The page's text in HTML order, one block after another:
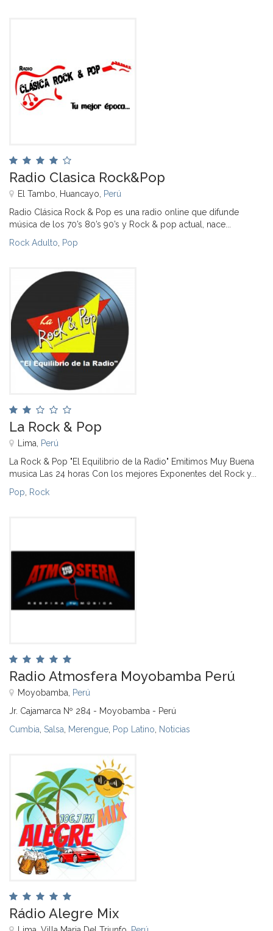
Radio Clasica Rock&Pop
El Tambo, Huancayo, Perú
Radio Clásica Rock & Pop es una radio online que difunde
música de los 70’s 80’s 90’s y Rock & pop actual, nace...
Rock Adulto Pop
La Rock & Pop
Lima, Perú
La Rock & Pop "El Equilibrio de la Radio" Emitimos Muy Buena
musica Las 24 horas Con los mejores Exponentes del Rock y...
Pop Rock
Radio Atmosfera Moyobamba Perú
Moyobamba, Perú
Jr. Cajamarca Nº 284 - Moyobamba - Perú
Cumbia Salsa Merengue Pop Latino Noticias
Rádio Alegre Mix